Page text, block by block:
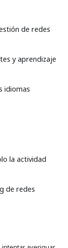
de redes
y aprendizaje
idiomas
la actividad
de redes